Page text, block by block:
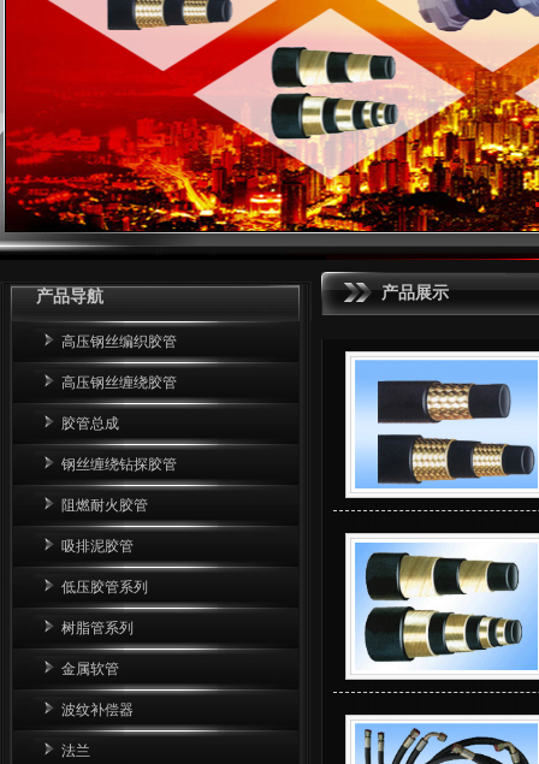
产品导航
高压钢丝编织胶管
高压钢丝缠绕胶管
胶管总成
钢丝缠绕钻探胶管
阻燃耐火胶管
吸排泥胶管
低压胶管系列
树脂管系列
金属软管
波纹补偿器
法兰
产品展示